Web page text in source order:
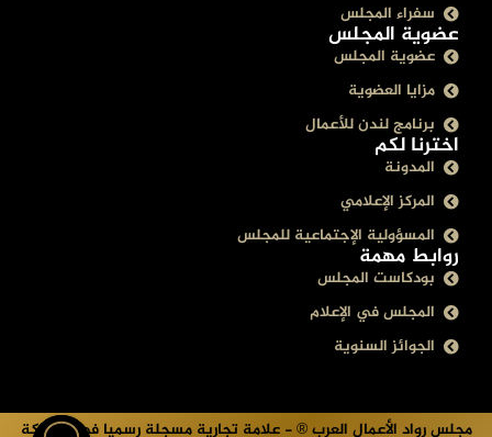
روابط مهمة
بودكاست المجلس
المجلس في الإعلام
الجوائز السنوية
اخترنا لكم
المدونة
المركز الإعلامي
المسؤولية الإجتماعية للمجلس
عضوية المجلس
عضوية المجلس
مزايا العضوية
برنامج لندن للأعمال
سفراء المجلس
مجلس رواد الأعمال العرب ® - علامة تجارية مسجلة رسميا في المملكة